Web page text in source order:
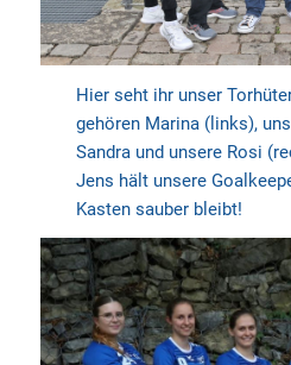
Hier seht ihr unser
gehören Marina (links),
Sandra und unsere Rosi
Jens hält unsere
Kasten sauber bleibt!